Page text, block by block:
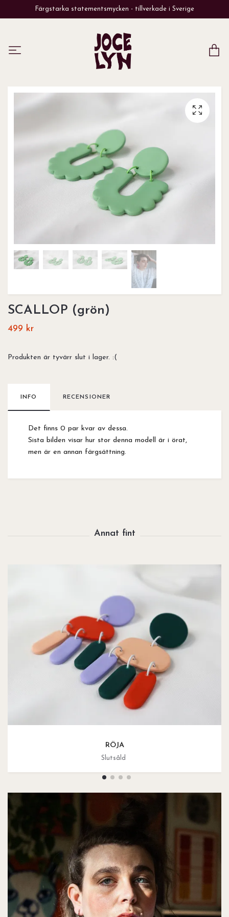
Färgstarka statementsmycken - tillverkade i Sverige
SCALLOP (grön)
499 kr
Produkten är tyvärr slut i lager. :(
INFO RECENSIONER
Det finns 0 par kvar av dessa.
Sista bilden visar hur stor denna modell är i örat,
men är en annan färgsättning.
RÖJA
Slutsåld